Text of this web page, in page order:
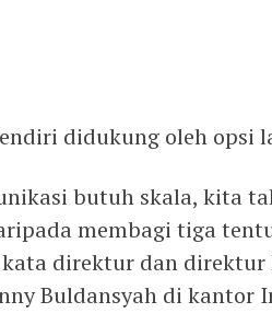
didukung oleh opsi
butuh skala, kita
membagi tiga
direktur dan
Buldansyah di kantor